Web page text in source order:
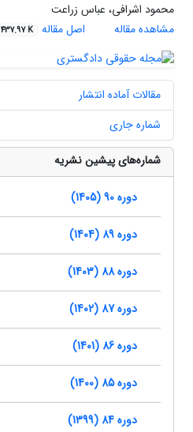
محمود اشرافی، عباس زراعت
مشاهده مقاله
اصل مقاله 437.97 K
مقالات آماده انتشار
شماره جاری
شماره‌های پیشین نشریه
دوره 90 (1405)
دوره 89 (1404)
دوره 88 (1403)
دوره 87 (1402)
دوره 86 (1401)
دوره 85 (1400)
دوره 84 (1399)